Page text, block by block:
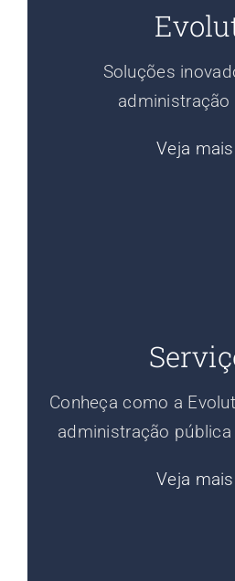
Soluções
administração
Veja
Conheça como a
administração
Veja